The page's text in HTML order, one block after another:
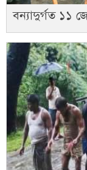
বন্যাদুর্গত ১১